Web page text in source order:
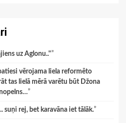
uz Aglonu.."”
vērojama liela reformēto
tas lielā mērā varētu būt Džona
”
suņi rej, bet karavāna iet tālāk.”